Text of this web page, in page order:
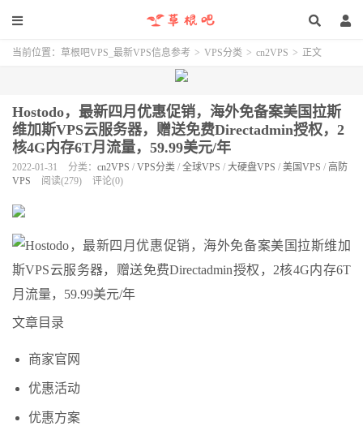
当前位置： 草根吧VPS_最新VPS信息参考 > VPS分类 > cn2VPS > 正文
Hostodo，最新四月优惠促销，海外免备案美国拉斯
维加斯VPS云服务器，赠送免费Directadmin授权，2
核4G内存6T月流量，59.99美元/年
2022-01-31 分类： cn2VPS / VPS分类 / 全球VPS / 大硬盘VPS / 美国VPS / 高防
VPS
阅读(279) 评论(0)
文章目录
商家官网
优惠活动
优惠方案